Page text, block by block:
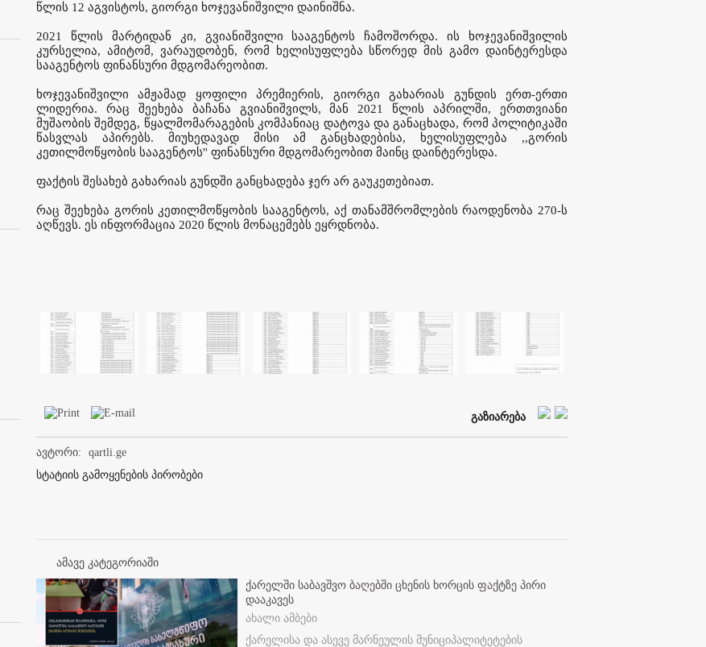
წლის 12 აგვისტოს, გიორგი ხოჯევანიშვილი დაინიშნა.
2021 წლის მარტიდან კი, გვიანიშვილი სააგენტოს ჩამოშორდა. ის ხოჯევანიშვილის
კურსელია, ამიტომ, ვარაუდობენ, რომ ხელისუფლება სწორედ მის გამო დაინტერესდა
სააგენტოს ფინანსური მდგომარეობით.
ხოჯევანიშვილი ამჟამად ყოფილი პრემიერის, გიორგი გახარიას გუნდის ერთ-ერთი
ლიდერია. რაც შეეხება ბაჩანა გვიანიშვილს, მან 2021 წლის აპრილში, ერთთვიანი
მუშაობის შემდეგ, წყალმომარაგების კომპანიაც დატოვა და განაცხადა, რომ პოლიტიკაში
წასვლას აპირებს. მიუხედავად მისი ამ განცხადებისა, ხელისუფლება ,,გორის
კეთილმოწყობის სააგენტოს'' ფინანსური მდგომარეობით მაინც დაინტერესდა.
ფაქტის შესახებ გახარიას გუნდში განცხადება ჯერ არ გაუკეთებიათ.
რაც შეეხება გორის კეთილმოწყობის სააგენტოს, აქ თანამშრომლების რაოდენობა 270-ს
აღწევს. ეს ინფორმაცია 2020 წლის მონაცემებს ეყრდნობა.
გაზიარება
ავტორი:
qartli.ge
სტატიის გამოყენების პირობები
ამავე კატეგორიაში
ქარელში საბავშვო ბაღებში ცხენის ხორცის ფაქტზე პირი
დააკავეს
ახალი ამბები
ქარელისა და ასევე მარნეულის მუნიციპალიტეტების